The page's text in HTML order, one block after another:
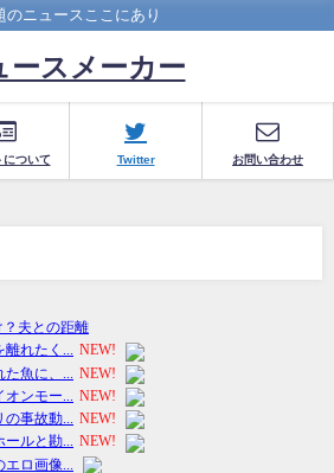
のニュースここにあり
ースメーカー
について Twitter お問い合わせ